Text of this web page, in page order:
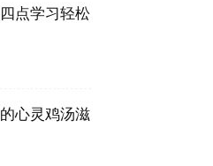
点学习轻松
心灵鸡汤滋